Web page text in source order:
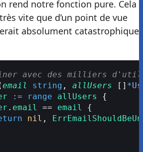
rend notre fonction pure. Cela
vite que d’un point de vue
absolument catastrophique
avec des milliers
email string , allUsers [] *
:= range allUsers
{
. email == email
{
nil ,